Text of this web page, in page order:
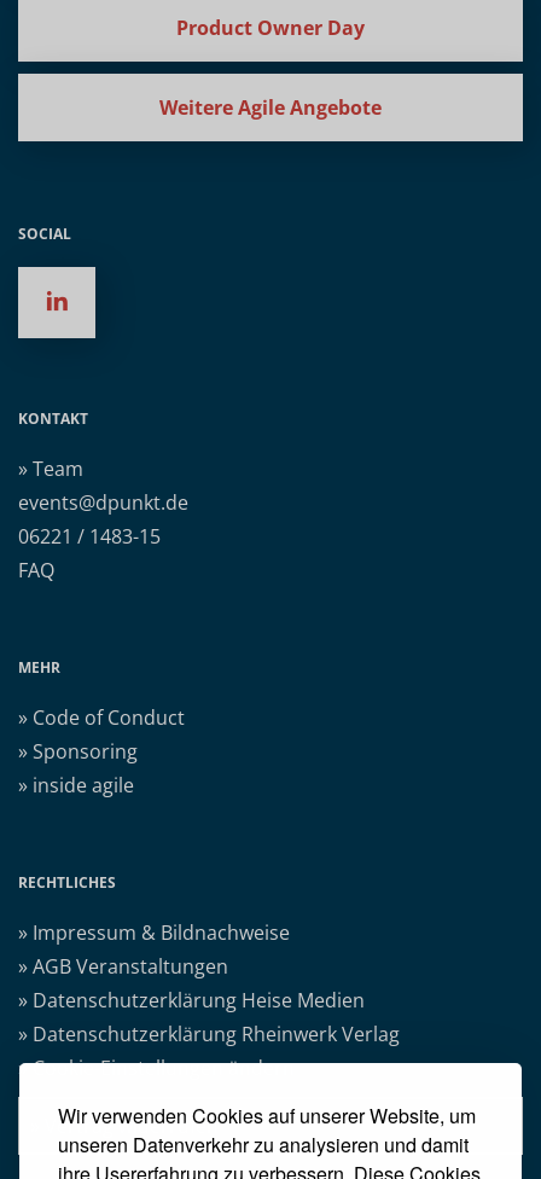
Wir verwenden Cookies auf unserer Website, um
unseren Datenverkehr zu analysieren und damit
Product Owner Day
Weitere Agile Angebote
SOCIAL
KONTAKT
» Team
events@dpunkt.de
06221 / 1483-15
FAQ
MEHR
» Code of Conduct
» Sponsoring
» inside agile
RECHTLICHES
» Impressum & Bildnachweise
» AGB Veranstaltungen
» Datenschutzerklärung Heise Medien
» Datenschutzerklärung Rheinwerk Verlag
» Cookie-Einstellungen ändern
» Vertrag widerrufen